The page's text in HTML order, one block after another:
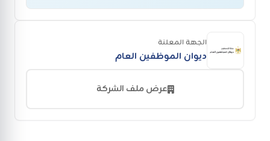
الجهة المعلنة
ديوان الموظفين العام
عرض ملف الشركة